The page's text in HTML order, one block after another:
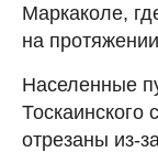
Маркаколе,
на
Населенные
Тоскаинского
отрезаны из-